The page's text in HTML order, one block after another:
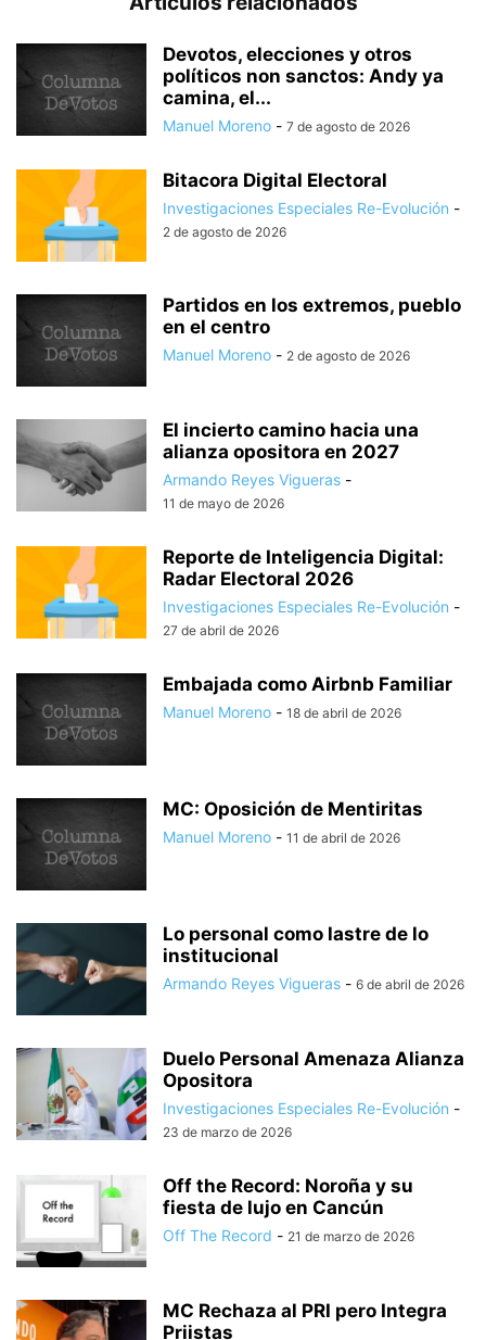
Devotos, elecciones y otros
políticos non sanctos: Andy ya
camina, el...
Manuel Moreno - 7 de agosto de 2026
Bitacora Digital Electoral
Investigaciones Especiales Re-Evolución -
2 de agosto de 2026
Partidos en los extremos, pueblo
en el centro
Manuel Moreno - 2 de agosto de 2026
El incierto camino hacia una
alianza opositora en 2027
Armando Reyes Vigueras -
11 de mayo de 2026
Reporte de Inteligencia Digital:
Radar Electoral 2026
Investigaciones Especiales Re-Evolución -
27 de abril de 2026
Embajada como Airbnb Familiar
Manuel Moreno - 18 de abril de 2026
MC: Oposición de Mentiritas
Manuel Moreno - 11 de abril de 2026
Lo personal como lastre de lo
institucional
Armando Reyes Vigueras - 6 de abril de 2026
Duelo Personal Amenaza Alianza
Opositora
Investigaciones Especiales Re-Evolución -
23 de marzo de 2026
Off the Record: Noroña y su
fiesta de lujo en Cancún
Off The Record - 21 de marzo de 2026
MC Rechaza al PRI pero Integra
Priistas